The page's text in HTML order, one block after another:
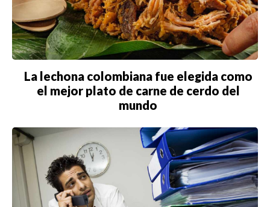
La lechona colombiana fue elegida como
el mejor plato de carne de cerdo del
mundo